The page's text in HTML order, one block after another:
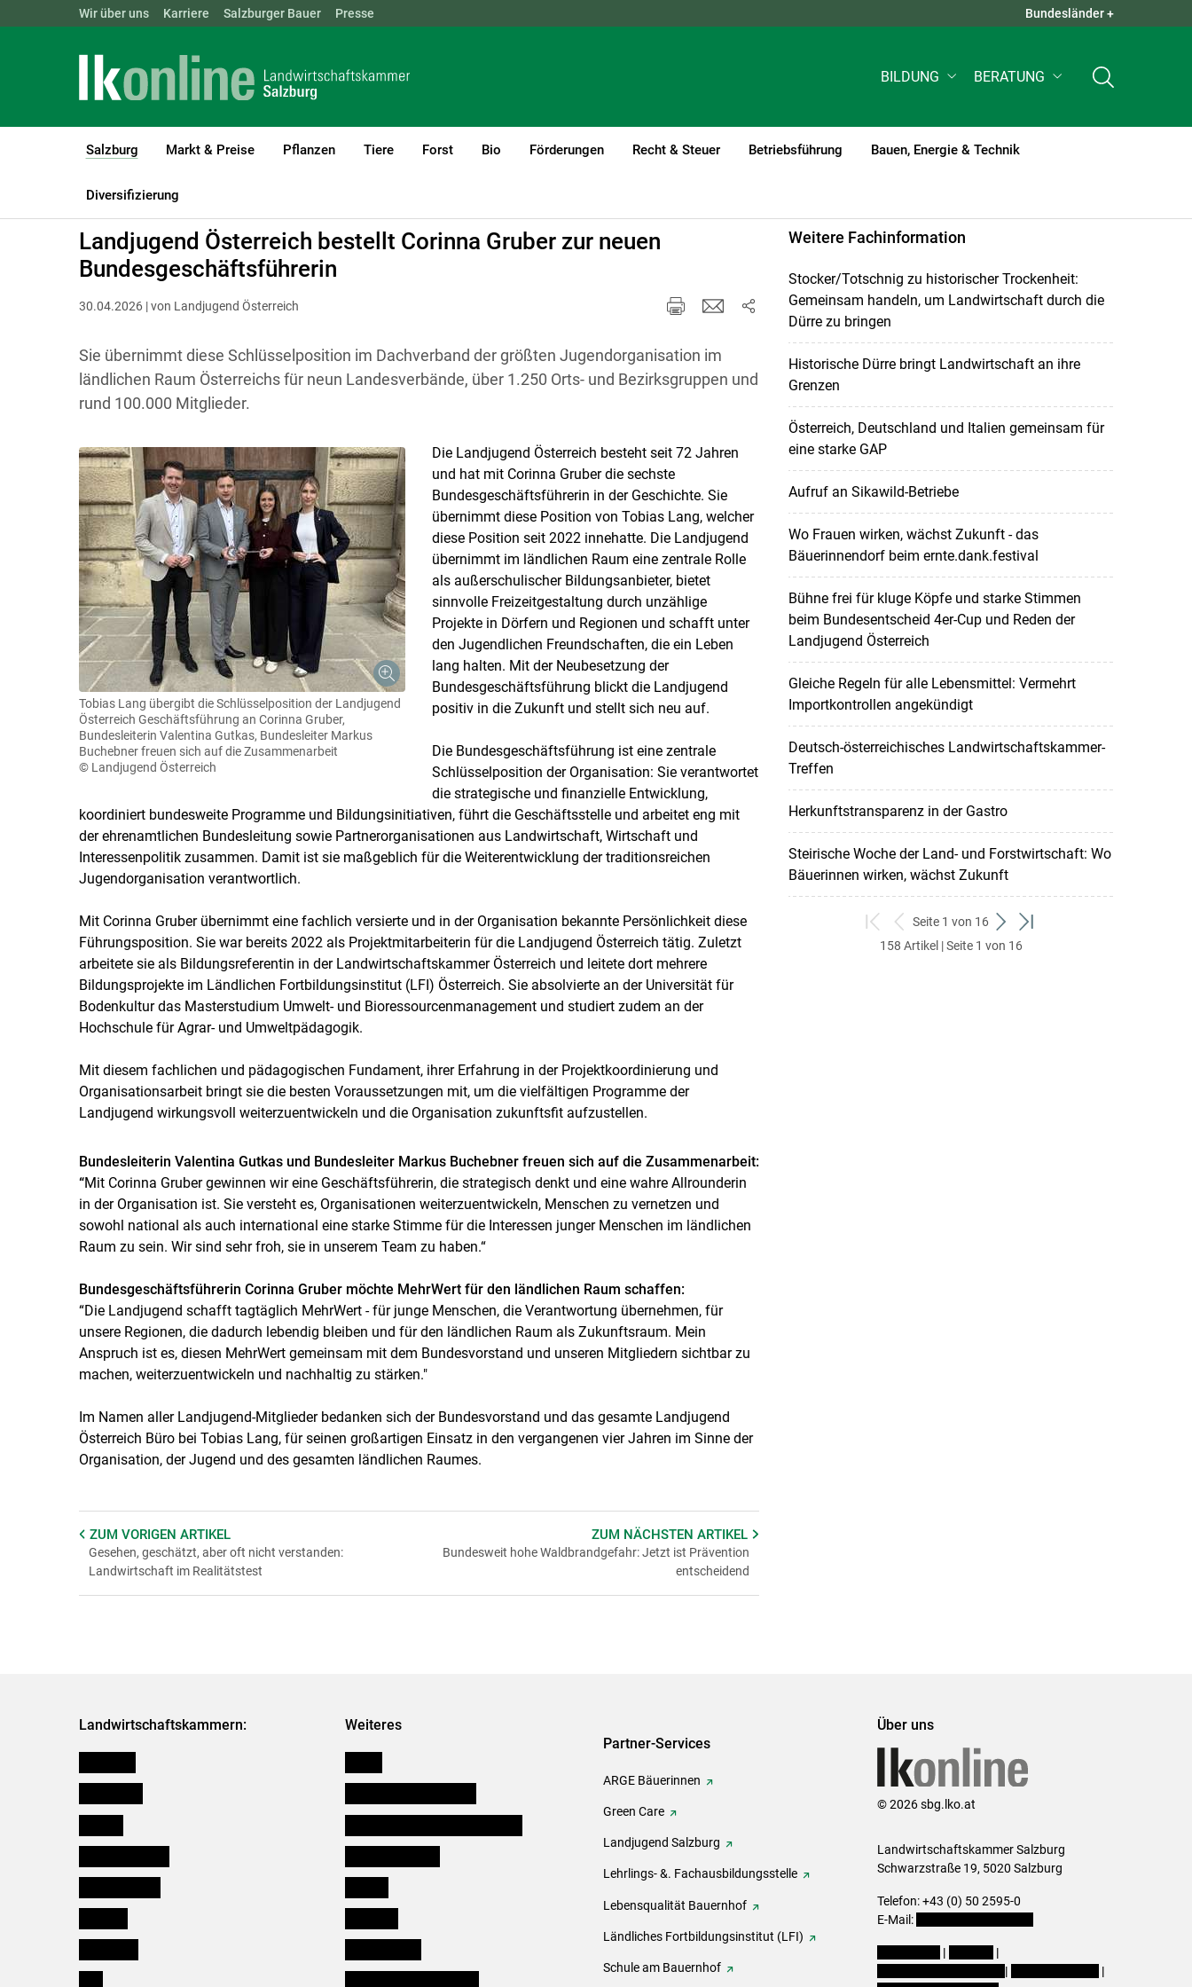
Skip to main content
Landwirtschaftskammern: ÖSTERREICH BGLD KTN QUICK LINKS +
Wir über uns Karriere Salzburger Bauer Presse Bundesländer +
BILDUNG BERATUNG
Salzburg
(current)1
Markt & Preise Pflanzen Tiere Forst Bio Förderungen Recht & Steuer Betriebsführung Bauen, Energie & Technik
Diversifizierung
LK Salzburg Salzburg
Landjugend Österreich bestellt Corinna Gruber zur neuen
Bundesgeschäftsführerin
30.04.2026 | von Landjugend Österreich
Sie übernimmt diese Schlüsselposition im Dachverband der größten Jugendorganisation im
ländlichen Raum Österreichs für neun Landesverbände, über 1.250 Orts- und Bezirksgruppen und
rund 100.000 Mitglieder.
Tobias Lang übergibt die Schlüsselposition der Landjugend
Österreich Geschäftsführung an Corinna Gruber,
Bundesleiterin Valentina Gutkas, Bundesleiter Markus
Buchebner freuen sich auf die Zusammenarbeit
© Landjugend Österreich
Die Landjugend Österreich besteht seit 72 Jahren
und hat mit Corinna Gruber die sechste
Bundesgeschäftsführerin in der Geschichte. Sie
übernimmt diese Position von Tobias Lang, welcher
diese Position seit 2022 innehatte. Die Landjugend
übernimmt im ländlichen Raum eine zentrale Rolle
als außerschulischer Bildungsanbieter, bietet
sinnvolle Freizeitgestaltung durch unzählige
Projekte in Dörfern und Regionen und schafft unter
den Jugendlichen Freundschaften, die ein Leben
lang halten. Mit der Neubesetzung der
Bundesgeschäftsführung blickt die Landjugend
positiv in die Zukunft und stellt sich neu auf.
Die Bundesgeschäftsführung ist eine zentrale
Schlüsselposition der Organisation: Sie verantwortet
die strategische und finanzielle Entwicklung,
koordiniert bundesweite Programme und Bildungsinitiativen, führt die Geschäftsstelle und arbeitet eng mit
der ehrenamtlichen Bundesleitung sowie Partnerorganisationen aus Landwirtschaft, Wirtschaft und
Interessenpolitik zusammen. Damit ist sie maßgeblich für die Weiterentwicklung der traditionsreichen
Jugendorganisation verantwortlich.
Mit Corinna Gruber übernimmt eine fachlich versierte und in der Organisation bekannte Persönlichkeit diese
Führungsposition. Sie war bereits 2022 als Projektmitarbeiterin für die Landjugend Österreich tätig. Zuletzt
arbeitete sie als Bildungsreferentin in der Landwirtschaftskammer Österreich und leitete dort mehrere
Bildungsprojekte im Ländlichen Fortbildungsinstitut (LFI) Österreich. Sie absolvierte an der Universität für
Bodenkultur das Masterstudium Umwelt- und Bioressourcenmanagement und studiert zudem an der
Hochschule für Agrar- und Umweltpädagogik.
Mit diesem fachlichen und pädagogischen Fundament, ihrer Erfahrung in der Projektkoordinierung und
Organisationsarbeit bringt sie die besten Voraussetzungen mit, um die vielfältigen Programme der
Landjugend wirkungsvoll weiterzuentwickeln und die Organisation zukunftsfit aufzustellen.
Bundesleiterin Valentina Gutkas und Bundesleiter Markus Buchebner freuen sich auf die Zusammenarbeit:
“Mit Corinna Gruber gewinnen wir eine Geschäftsführerin, die strategisch denkt und eine wahre Allrounderin
in der Organisation ist. Sie versteht es, Organisationen weiterzuentwickeln, Menschen zu vernetzen und
sowohl national als auch international eine starke Stimme für die Interessen junger Menschen im ländlichen
Raum zu sein. Wir sind sehr froh, sie in unserem Team zu haben.“
Bundesgeschäftsführerin Corinna Gruber möchte MehrWert für den ländlichen Raum schaffen:
“Die Landjugend schafft tagtäglich MehrWert - für junge Menschen, die Verantwortung übernehmen, für
unsere Regionen, die dadurch lebendig bleiben und für den ländlichen Raum als Zukunftsraum. Mein
Anspruch ist es, diesen MehrWert gemeinsam mit dem Bundesvorstand und unseren Mitgliedern sichtbar zu
machen, weiterzuentwickeln und nachhaltig zu stärken."
Im Namen aller Landjugend-Mitglieder bedanken sich der Bundesvorstand und das gesamte Landjugend
Österreich Büro bei Tobias Lang, für seinen großartigen Einsatz in den vergangenen vier Jahren im Sinne der
Organisation, der Jugend und des gesamten ländlichen Raumes.
ZUM VORIGEN ARTIKEL
Gesehen, geschätzt, aber oft nicht verstanden:
Landwirtschaft im Realitätstest
ZUM NÄCHSTENARTIKEL
Bundesweit hohe Waldbrandgefahr: Jetzt ist Prävention
entscheidend
Weitere Fachinformation
Stocker/Totschnig zu historischer Trockenheit:
Gemeinsam handeln, um Landwirtschaft durch die
Dürre zu bringen
Historische Dürre bringt Landwirtschaft an ihre
Grenzen
Österreich, Deutschland und Italien gemeinsam für
eine starke GAP
Aufruf an Sikawild-Betriebe
Wo Frauen wirken, wächst Zukunft - das
Bäuerinnendorf beim ernte.dank.festival
Bühne frei für kluge Köpfe und starke Stimmen
beim Bundesentscheid 4er-Cup und Reden der
Landjugend Österreich
Gleiche Regeln für alle Lebensmittel: Vermehrt
Importkontrollen angekündigt
Deutsch-österreichisches Landwirtschaftskammer-
Treffen
Herkunftstransparenz in der Gastro
Steirische Woche der Land- und Forstwirtschaft: Wo
Bäuerinnen wirken, wächst Zukunft
zum
ersten
zurück
zum
Seite 1 von 16
weiter
zum
zum
158 Artikel | Seite 1 von 16
Landwirtschaftskammern: Weiteres
Partner-Services
ARGE Bäuerinnen
Green Care
Landjugend Salzburg
Lehrlings- &. Fachausbildungsstelle
Lebensqualität Bauernhof
Ländliches Fortbildungsinstitut (LFI)
Schule am Bauernhof
Über uns
© 2026 sbg.lko.at
Landwirtschaftskammer Salzburg
Schwarzstraße 19, 5020 Salzburg
Telefon: +43 (0) 50 2595-0
E-Mail:
|
|
|
|